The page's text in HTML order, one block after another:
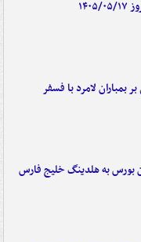
۱۷
بمباران لامرد با فسفر